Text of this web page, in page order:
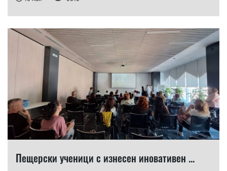
Пещерски ученици с изнесен иновативен ...